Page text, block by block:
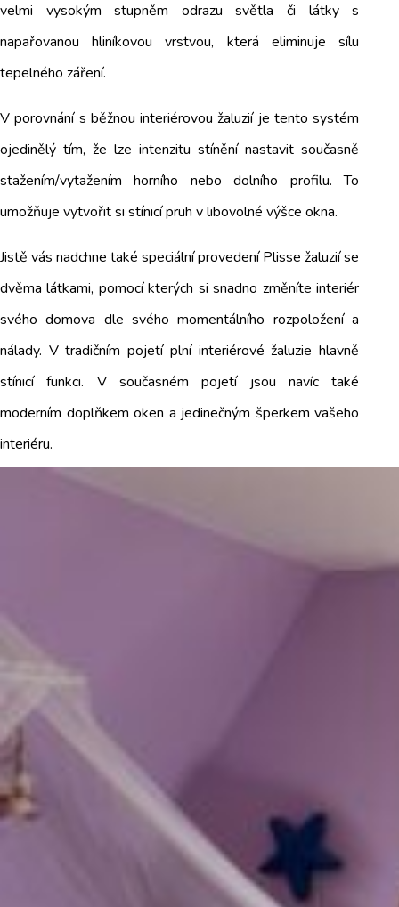
velmi vysokým stupněm odrazu světla či látky s
napařovanou hliníkovou vrstvou, která eliminuje sílu
tepelného záření.
V porovnání s běžnou interiérovou žaluzií je tento systém
ojedinělý tím, že lze intenzitu stínění nastavit současně
stažením/vytažením horního nebo dolního profilu. To
umožňuje vytvořit si stínicí pruh v libovolné výšce okna.
Jistě vás nadchne také speciální provedení Plisse žaluzií se
dvěma látkami, pomocí kterých si snadno změníte interiér
svého domova dle svého momentálního rozpoložení a
nálady. V tradičním pojetí plní interiérové žaluzie hlavně
stínicí funkci. V současném pojetí jsou navíc také
moderním doplňkem oken a jedinečným šperkem vašeho
interiéru.